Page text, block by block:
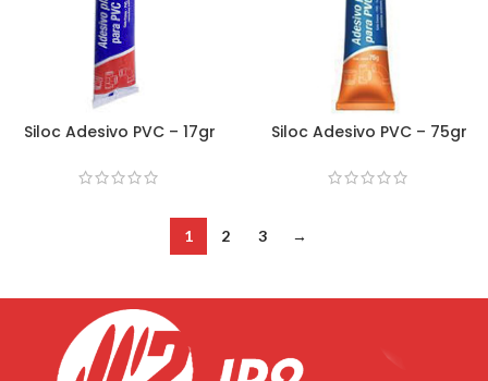
Siloc Adesivo PVC – 17gr Siloc Adesivo PVC – 75gr
1 2 3 →